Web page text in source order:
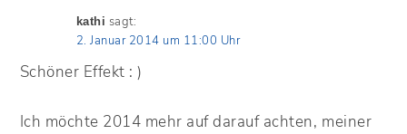
kathi sagt:
2. Januar 2014 um 11:00 Uhr
Schöner Effekt : )
Ich möchte 2014 mehr auf darauf achten, meiner